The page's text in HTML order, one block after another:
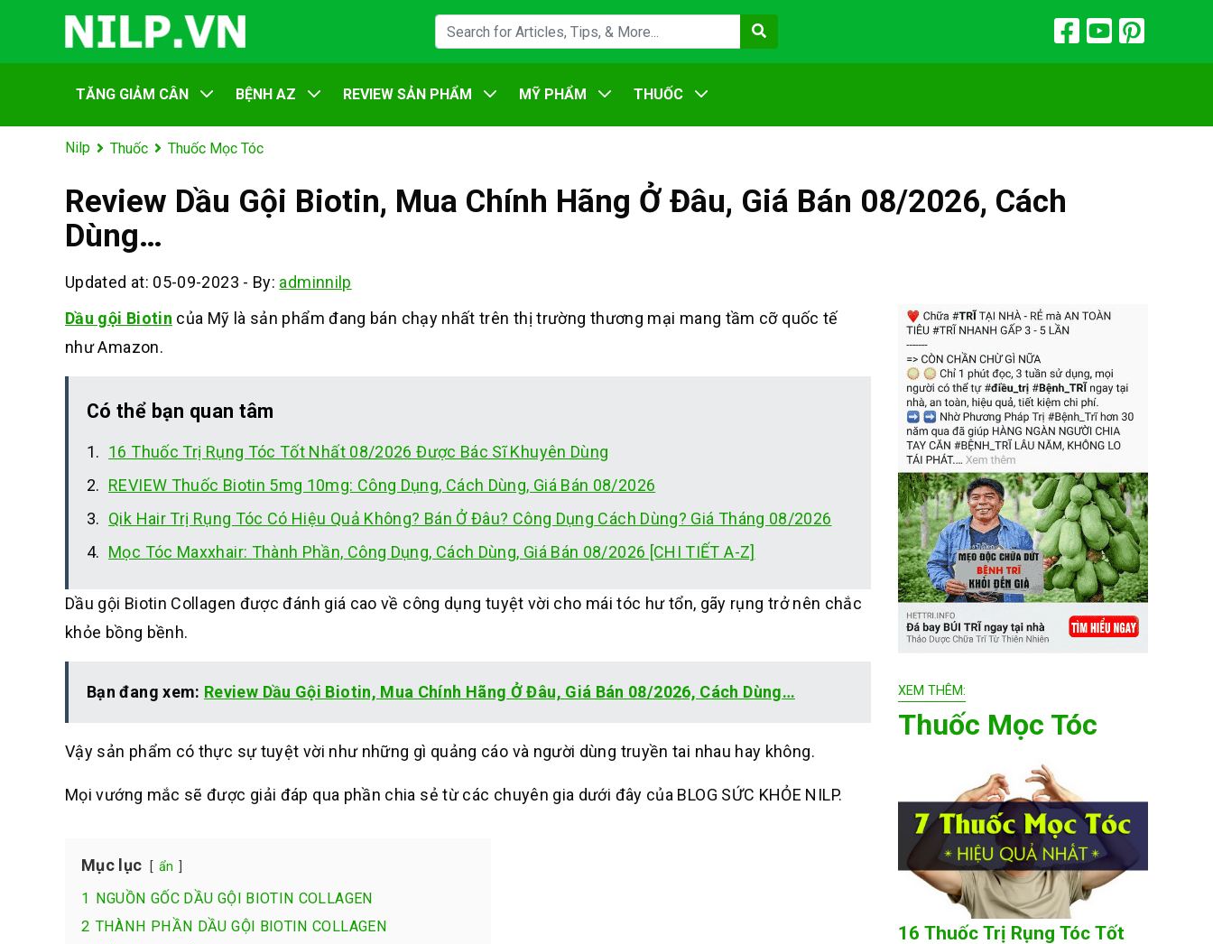
TĂNG GIẢM CÂN BỆNH AZ REVIEW SẢN PHẨM MỸ PHẨM THUỐC
Nilp Thuốc Thuốc Mọc Tóc
Review Dầu Gội Biotin, Mua Chính Hãng Ở Đâu, Giá Bán 08/2026, Cách
Dùng…
Updated at: 05-09-2023 - By: adminnilp
Dầu gội Biotin của Mỹ là sản phẩm đang bán chạy nhất trên thị trường thương mại mang tầm cỡ quốc tế
như Amazon.
Có thể bạn quan tâm
16 Thuốc Trị Rụng Tóc Tốt Nhất 08/2026 Được Bác Sĩ Khuyên Dùng
REVIEW Thuốc Biotin 5mg 10mg: Công Dụng, Cách Dùng, Giá Bán 08/2026
Qik Hair Trị Rụng Tóc Có Hiệu Quả Không? Bán Ở Đâu? Công Dụng Cách Dùng? Giá Tháng 08/2026
Mọc Tóc Maxxhair: Thành Phần, Công Dụng, Cách Dùng, Giá Bán 08/2026 [CHI TIẾT A-Z]
Dầu gội Biotin Collagen được đánh giá cao về công dụng tuyệt vời cho mái tóc hư tổn, gãy rụng trở nên chắc
khỏe bồng bềnh.
Bạn đang xem: Review Dầu Gội Biotin, Mua Chính Hãng Ở Đâu, Giá Bán 08/2026, Cách Dùng…
Vậy sản phẩm có thực sự tuyệt vời như những gì quảng cáo và người dùng truyền tai nhau hay không.
Mọi vướng mắc sẽ được giải đáp qua phần chia sẻ từ các chuyên gia dưới đây của BLOG SỨC KHỎE NILP.
Mục lục ẩn
1 NGUỒN GỐC DẦU GỘI BIOTIN COLLAGEN
2 THÀNH PHẦN DẦU GỘI BIOTIN COLLAGEN
XEM THÊM:
Thuốc Mọc Tóc
16 Thuốc Trị Rụng Tóc Tốt